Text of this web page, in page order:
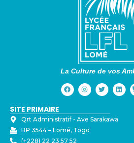
La Culture de vos
SITE PRIMAIRE
Qrt Administratif - ⁠Ave Sarakawa
BP 3544 – Lomé, Togo
(+228) 22 23 57 52